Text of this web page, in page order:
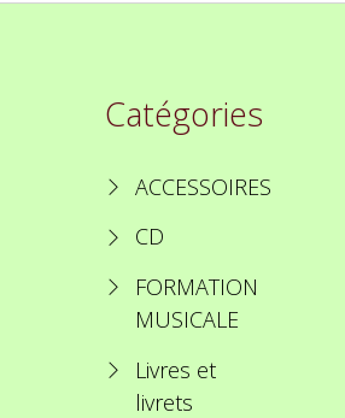
Catégories
ACCESSOIRES
CD
FORMATION
MUSICALE
Livres et
livrets